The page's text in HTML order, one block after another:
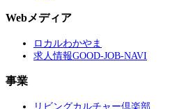
Webメディア
ロカルわかやま
求人情報GOOD-JOB-NAVI
事業
リビングカルチャー倶楽部